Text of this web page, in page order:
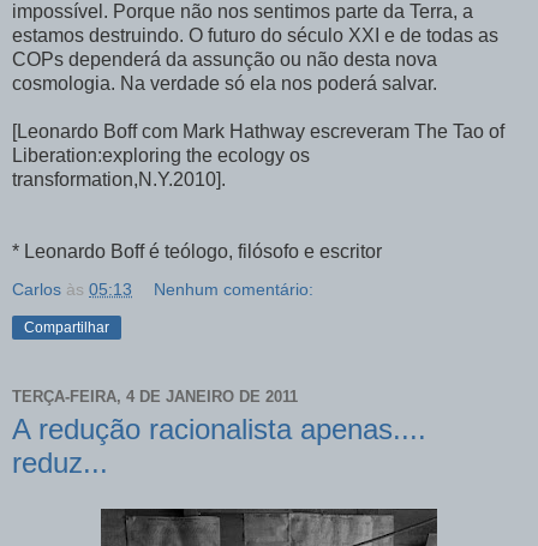
impossível. Porque não nos sentimos parte da Terra, a
estamos destruindo. O futuro do século XXI e de todas as
COPs dependerá da assunção ou não desta nova
cosmologia. Na verdade só ela nos poderá salvar.
[Leonardo Boff com Mark Hathway escreveram The Tao of
Liberation:exploring the ecology os
transformation,N.Y.2010].
* Leonardo Boff é teólogo, filósofo e escritor
Carlos às 05:13 Nenhum comentário:
Compartilhar
TERÇA-FEIRA, 4 DE JANEIRO DE 2011
A redução racionalista apenas....
reduz...